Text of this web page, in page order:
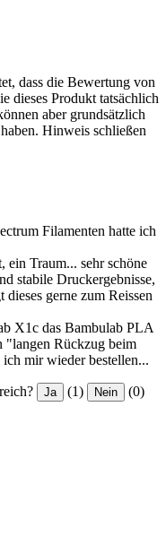
dass die Bewertung von
dieses Produkt tatsächlich
aber grundsätzlich
Hinweis schließen
Filamenten hatte ich
Traum... sehr schöne
stabile Druckergebnisse,
dieses gerne zum Reissen
X1c das Bambulab PLA
"langen Rückzug beim
mir wieder bestellen...
Ja (1) Nein (0)